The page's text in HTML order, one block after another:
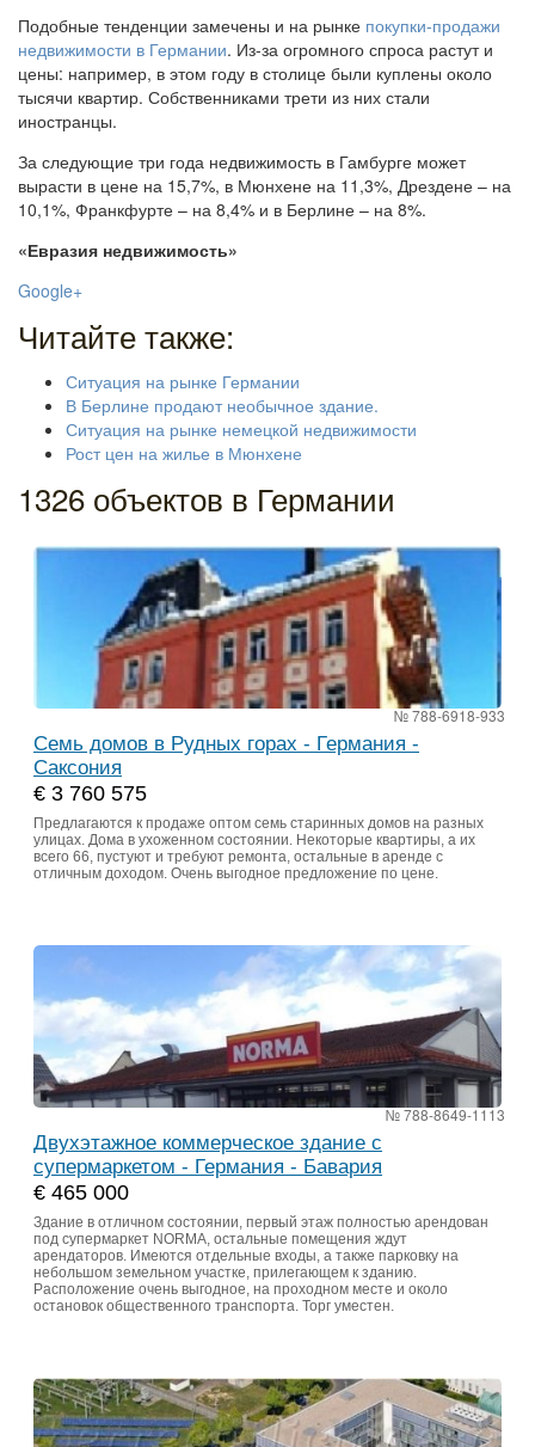
Подобные тенденции замечены и на рынке покупки-продажи
недвижимости в Германии. Из-за огромного спроса растут и
цены: например, в этом году в столице были куплены около
тысячи квартир. Собственниками трети из них стали
иностранцы.
За следующие три года недвижимость в Гамбурге может
вырасти в цене на 15,7%, в Мюнхене на 11,3%, Дрездене – на
10,1%, Франкфурте – на 8,4% и в Берлине – на 8%.
«Евразия недвижимость»
Google+
Читайте также:
Ситуация на рынке Германии
В Берлине продают необычное здание.
Ситуация на рынке немецкой недвижимости
Рост цен на жилье в Мюнхене
1326 объектов в Германии
№ 788-6918-933
Семь домов в Рудных горах - Германия -
Саксония
€ 3 760 575
Предлагаются к продаже оптом семь старинных домов на разных
улицах. Дома в ухоженном состоянии. Некоторые квартиры, а их
всего 66, пустуют и требуют ремонта, остальные в аренде с
отличным доходом. Очень выгодное предложение по цене.
№ 788-8649-1113
Двухэтажное коммерческое здание с
супермаркетом - Германия - Бавария
€ 465 000
Здание в отличном состоянии, первый этаж полностью арендован
под супермаркет NORMA, остальные помещения ждут
арендаторов. Имеются отдельные входы, а также парковку на
небольшом земельном участке, прилегающем к зданию.
Расположение очень выгодное, на проходном месте и около
остановок общественного транспорта. Торг уместен.